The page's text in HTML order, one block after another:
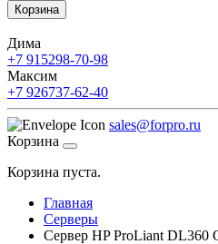
Корзина
Дима
+7 915298-70-98
Максим
+7 926737-62-40
sales@forpro.ru
Корзина
Корзина пуста.
Главная
Серверы
Сервер HP ProLiant DL360